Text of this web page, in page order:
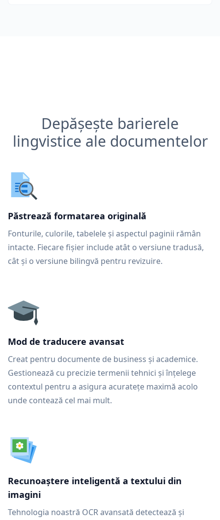
Depășește barierele
lingvistice ale documentelor
Păstrează formatarea originală
Fonturile, culorile, tabelele și aspectul paginii rămân
intacte. Fiecare fișier include atât o versiune tradusă,
cât și o versiune bilingvă pentru revizuire.
Mod de traducere avansat
Creat pentru documente de business și academice.
Gestionează cu precizie termenii tehnici și înțelege
contextul pentru a asigura acuratețe maximă acolo
unde contează cel mai mult.
Recunoaștere inteligentă a textului din
imagini
Tehnologia noastră OCR avansată detectează și